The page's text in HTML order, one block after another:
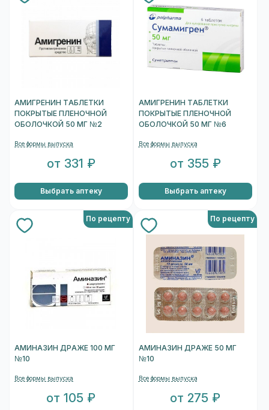
АМИГРЕНИН ТАБЛЕТКИ
ПОКРЫТЫЕ ПЛЕНОЧНОЙ
ОБОЛОЧКОЙ 50 МГ №2
Все формы выпуска
от 331 ₽
Выбрать аптеку
АМИГРЕНИН ТАБЛЕТКИ
ПОКРЫТЫЕ ПЛЕНОЧНОЙ
ОБОЛОЧКОЙ 50 МГ №6
Все формы выпуска
от 355 ₽
Выбрать аптеку
По рецепту
АМИНАЗИН ДРАЖЕ 100 МГ
№10
Все формы выпуска
от 105 ₽
По рецепту
АМИНАЗИН ДРАЖЕ 50 МГ
№10
Все формы выпуска
от 275 ₽